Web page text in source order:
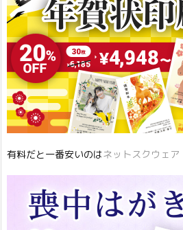
有料だと一番安いのはネットスクウェア